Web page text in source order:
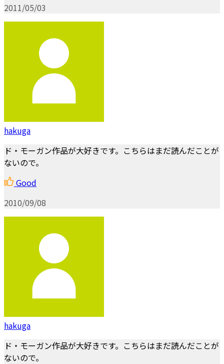
2011/05/03
hakuga
ド・モーガン作品が大好きです。こちらはまだ読んだことが
ないので。
Good
2010/09/08
hakuga
ド・モーガン作品が大好きです。こちらはまだ読んだことが
ないので。